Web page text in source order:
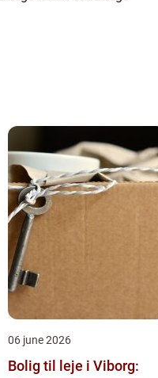
06 june 2026
Bolig til leje i Viborg: